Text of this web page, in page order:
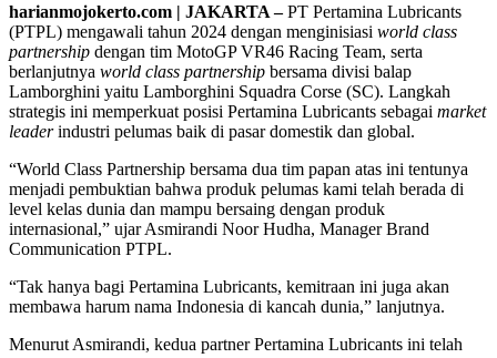
harianmojokerto.com | JAKARTA –PT Pertamina Lubricants
(PTPL) mengawali tahun 2024 dengan menginisiasi world class
partnership dengan tim MotoGP VR46 Racing Team, serta
berlanjutnya world class partnership bersama divisi balap
Lamborghini yaitu Lamborghini Squadra Corse (SC). Langkah
strategis ini memperkuat posisi Pertamina Lubricants sebagai market
leaderindustri pelumas baik di pasar domestik dan global.
“World Class Partnership bersama dua tim papan atas ini tentunya
menjadi pembuktian bahwa produk pelumas kami telah berada di
level kelas dunia dan mampu bersaing dengan produk
internasional,” ujar Asmirandi Noor Hudha, Manager Brand
Communication PTPL.
“Tak hanya bagi Pertamina Lubricants, kemitraan ini juga akan
membawa harum nama Indonesia di kancah dunia,” lanjutnya.
Menurut Asmirandi, kedua partner Pertamina Lubricants ini telah